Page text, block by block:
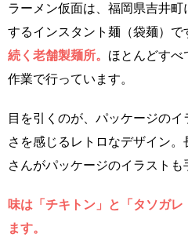
ラーメン仮面は、福岡県吉井
するインスタント麺（袋麺）で
続く老舗製麺所。 ほとんどすべ
作業で行っています。
目を引くのが、パッケージの
さを感じるレトロなデザイン
さんがパッケージのイラストも
味は「チキトン」と「タソガ
ます。